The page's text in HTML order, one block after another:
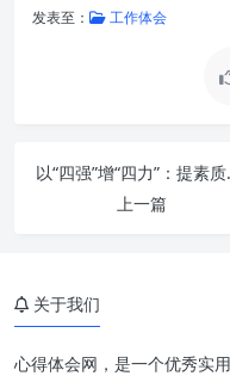
发表至： 工作体会
以“四
上一篇
战
关于我们
心得体会网，是一个优秀实